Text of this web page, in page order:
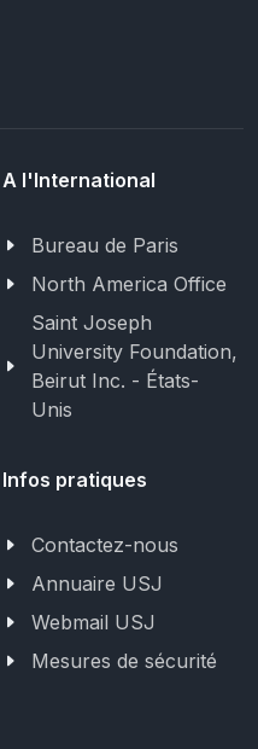
A l'International
Bureau de Paris
North America Office
Saint Joseph
University Foundation,
Beirut Inc. - États-
Unis
Infos pratiques
Contactez-nous
Annuaire USJ
Webmail USJ
Mesures de sécurité